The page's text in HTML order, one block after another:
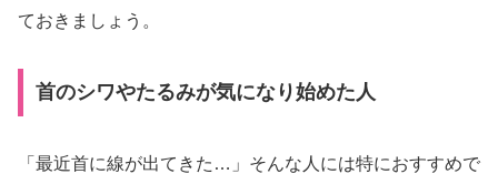
ておきましょう。
首のシワやたるみが気になり始めた人
「最近首に線が出てきた…」そんな人には特におすすめで